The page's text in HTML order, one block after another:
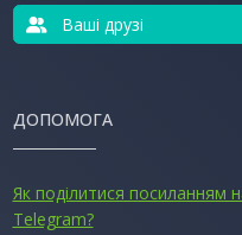
Ваші друзі
ДОПОМОГА
Як поділитися посиланням
Telegram?